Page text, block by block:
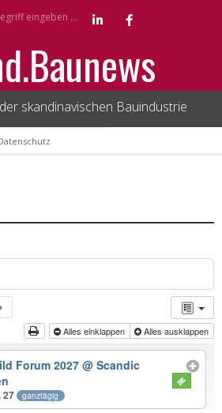
skandinavischen Bauindustrie
Alles einklappen Alles ausklappen
Forum 2027@ Scandic
27 ganztägig